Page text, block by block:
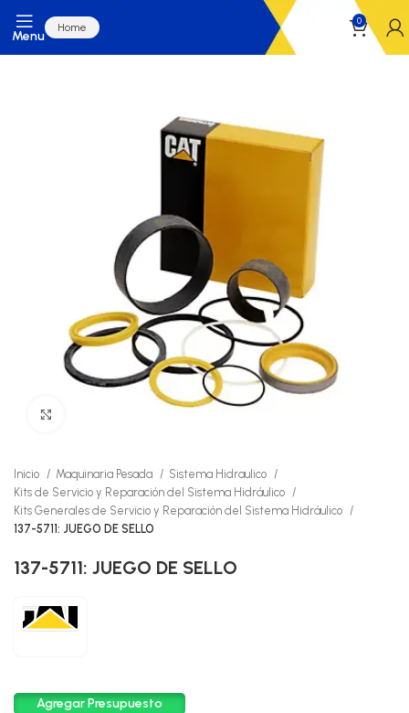
Menu
Home
0
Inicio Maquinaria Pesada
Sistema Hidraulico
Kits de Servicio y Reparación del Sistema Hidráulico
Kits Generales de Servicio y Reparación del Sistema Hidráulico
137-5711: JUEGO DE SELLO
137-5711: JUEGO DE SELLO
Agregar Presupuesto